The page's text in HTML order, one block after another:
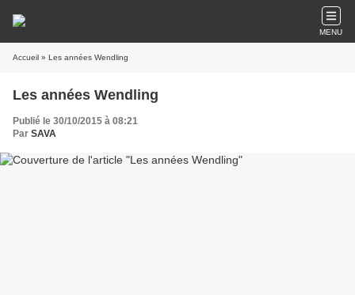
MENU
Accueil » Les années Wendling
Les années Wendling
Publié le 30/10/2015 à 08:21
Par SAVA